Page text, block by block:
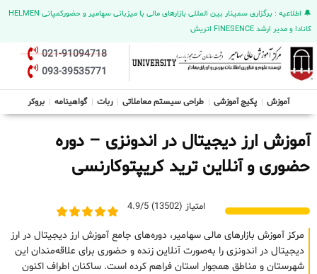
🔔 اطلاعیه : برگزاری سمینار بین المللی بازارهای مالی با میزبانی سهامیر و حضورکمپانی HELMEN
کانادا و مدیر ارشد FINESENCE اتریش
021-91094718
093-39535771
آموزش پکیج آموزشی طراحی سیستم معاملاتی ربات گواهینامه بروکر
آموزش ارز دیجیتال در اندونزی – دوره
حضوری و آنلاین ترید کریپتوکارنسی
امتیاز (13502) 4.9/5
مرکز آموزش بازارهای مالی سهامیر، دوره‌های جامع آموزش ارز دیجیتال در ارز
دیجیتال در اندونزی را به‌صورت آنلاین زنده و حضوری برای علاقه‌مندان این
شهرستان و مناطق همجوار استان فراهم کرده است. ساکنان اطراف اکنون